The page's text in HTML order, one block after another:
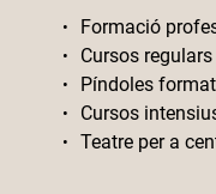
Formació
Cursos
Píndoles
Cursos
Teatre per a